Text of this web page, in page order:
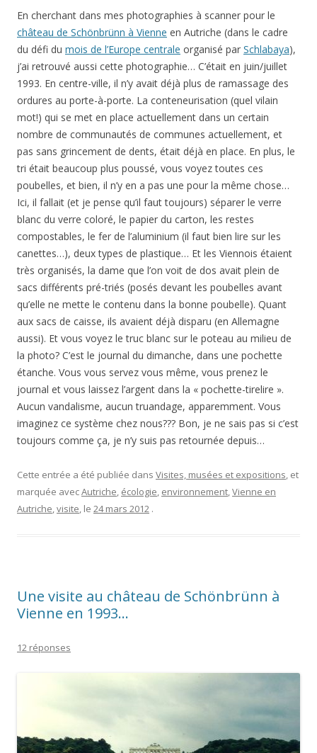
En cherchant dans mes photographies à scanner pour le
château de Schönbrünn à Vienne en Autriche (dans le cadre
du défi du mois de l’Europe centrale organisé par Schlabaya),
j’ai retrouvé aussi cette photographie… C’était en juin/juillet
1993. En centre-ville, il n’y avait déjà plus de ramassage des
ordures au porte-à-porte. La conteneurisation (quel vilain
mot!) qui se met en place actuellement dans un certain
nombre de communautés de communes actuellement, et
pas sans grincement de dents, était déjà en place. En plus, le
tri était beaucoup plus poussé, vous voyez toutes ces
poubelles, et bien, il n’y en a pas une pour la même chose…
Ici, il fallait (et je pense qu’il faut toujours) séparer le verre
blanc du verre coloré, le papier du carton, les restes
compostables, le fer de l’aluminium (il faut bien lire sur les
canettes…), deux types de plastique… Et les Viennois étaient
très organisés, la dame que l’on voit de dos avait plein de
sacs différents pré-triés (posés devant les poubelles avant
qu’elle ne mette le contenu dans la bonne poubelle). Quant
aux sacs de caisse, ils avaient déjà disparu (en Allemagne
aussi). Et vous voyez le truc blanc sur le poteau au milieu de
la photo? C’est le journal du dimanche, dans une pochette
étanche. Vous vous servez vous même, vous prenez le
journal et vous laissez l’argent dans la « pochette-tirelire ».
Aucun vandalisme, aucun truandage, apparemment. Vous
imaginez ce système chez nous??? Bon, je ne sais pas si c’est
toujours comme ça, je n’y suis pas retournée depuis…
Cette entrée a été publiée dans Visites, musées et expositions, et
marquée avecAutriche, écologie, environnement,Vienne en
Autriche,visite, le 24 mars 2012 .
Une visite au château de Schönbrünn à
Vienne en 1993…
12 réponses